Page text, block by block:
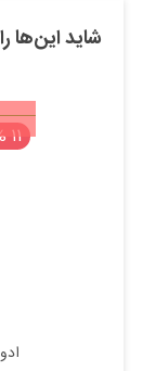
شاید این‌ها
11 %